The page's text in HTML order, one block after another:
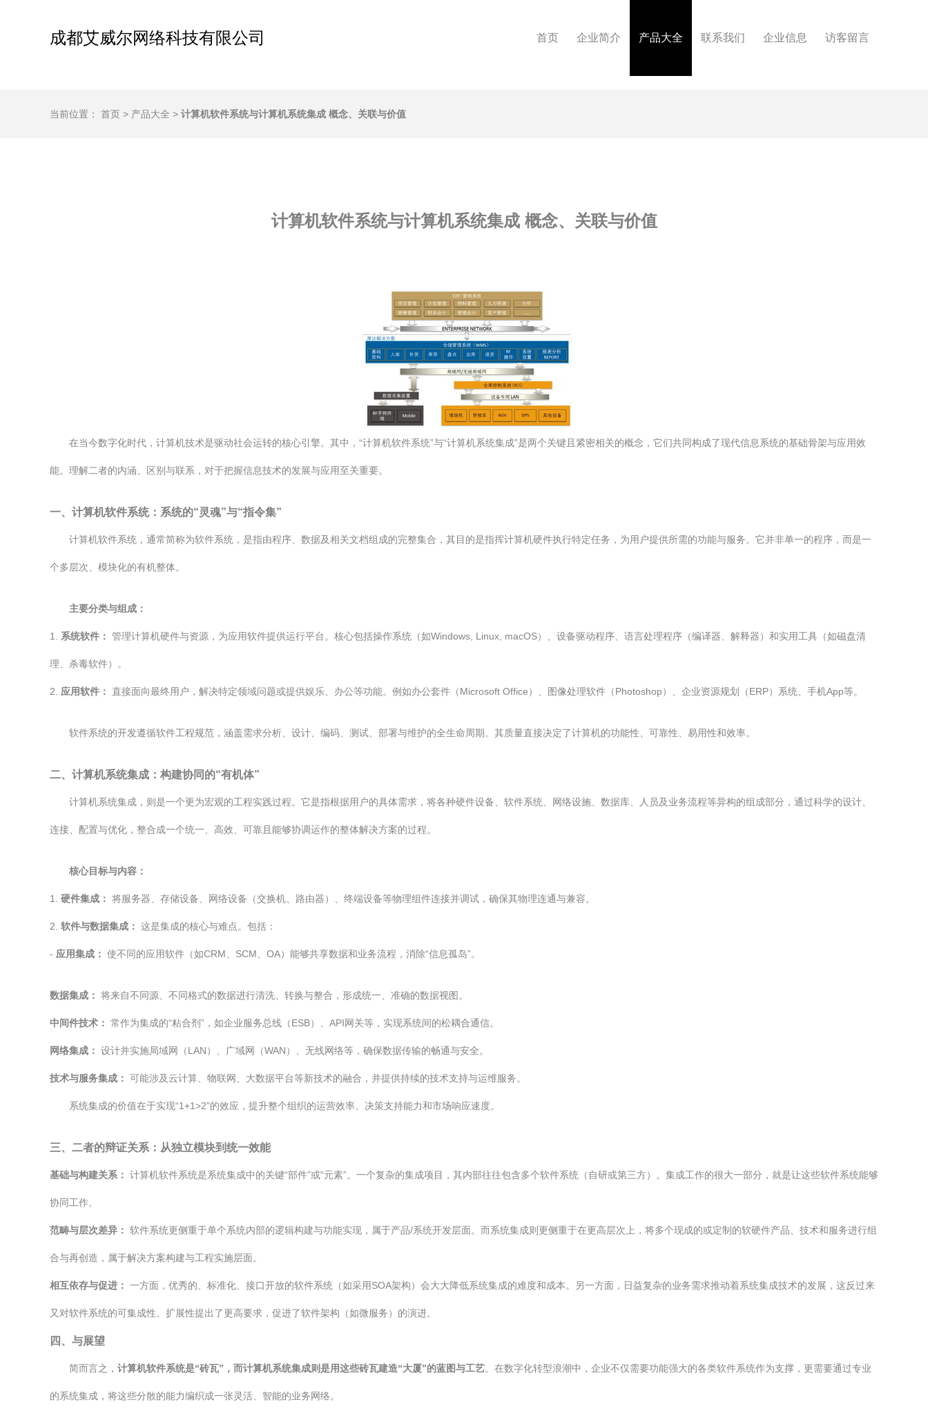
成都艾威尔网络科技有限公司 首页 企业简介 产品大全 联系我们 企业信息 访客留言
当前位置： 首页 > 产品大全 > 计算机软件系统与计算机系统集成 概念、关联与价值
计算机软件系统与计算机系统集成 概念、关联与价值
在当今数字化时代，计算机技术是驱动社会运转的核心引擎。其中，“计算机软件系统”与“计算机系统集成”是两个关键且紧密相关的概念，它们共同构成了现代信息系统的基础骨架与应用效
能。理解二者的内涵、区别与联系，对于把握信息技术的发展与应用至关重要。
一、计算机软件系统：系统的“灵魂”与“指令集”
计算机软件系统，通常简称为软件系统，是指由程序、数据及相关文档组成的完整集合，其目的是指挥计算机硬件执行特定任务，为用户提供所需的功能与服务。它并非单一的程序，而是一
个多层次、模块化的有机整体。
主要分类与组成：
1. 系统软件： 管理计算机硬件与资源，为应用软件提供运行平台。核心包括操作系统（如Windows, Linux, macOS）、设备驱动程序、语言处理程序（编译器、解释器）和实用工具（如磁盘清
理、杀毒软件）。
2. 应用软件： 直接面向最终用户，解决特定领域问题或提供娱乐、办公等功能。例如办公套件（Microsoft Office）、图像处理软件（Photoshop）、企业资源规划（ERP）系统、手机App等。
软件系统的开发遵循软件工程规范，涵盖需求分析、设计、编码、测试、部署与维护的全生命周期。其质量直接决定了计算机的功能性、可靠性、易用性和效率。
二、计算机系统集成：构建协同的“有机体”
计算机系统集成，则是一个更为宏观的工程实践过程。它是指根据用户的具体需求，将各种硬件设备、软件系统、网络设施、数据库、人员及业务流程等异构的组成部分，通过科学的设计、
连接、配置与优化，整合成一个统一、高效、可靠且能够协调运作的整体解决方案的过程。
核心目标与内容：
1. 硬件集成： 将服务器、存储设备、网络设备（交换机、路由器）、终端设备等物理组件连接并调试，确保其物理连通与兼容。
2. 软件与数据集成： 这是集成的核心与难点。包括：
- 应用集成： 使不同的应用软件（如CRM、SCM、OA）能够共享数据和业务流程，消除“信息孤岛”。
数据集成： 将来自不同源、不同格式的数据进行清洗、转换与整合，形成统一、准确的数据视图。
中间件技术： 常作为集成的“粘合剂”，如企业服务总线（ESB）、API网关等，实现系统间的松耦合通信。
网络集成： 设计并实施局域网（LAN）、广域网（WAN）、无线网络等，确保数据传输的畅通与安全。
技术与服务集成： 可能涉及云计算、物联网、大数据平台等新技术的融合，并提供持续的技术支持与运维服务。
系统集成的价值在于实现“1+1>2”的效应，提升整个组织的运营效率、决策支持能力和市场响应速度。
三、二者的辩证关系：从独立模块到统一效能
基础与构建关系： 计算机软件系统是系统集成中的关键“部件”或“元素”。一个复杂的集成项目，其内部往往包含多个软件系统（自研或第三方）。集成工作的很大一部分，就是让这些软件系统能够
协同工作。
范畴与层次差异： 软件系统更侧重于单个系统内部的逻辑构建与功能实现，属于产品/系统开发层面。而系统集成则更侧重于在更高层次上，将多个现成的或定制的软硬件产品、技术和服务进行组
合与再创造，属于解决方案构建与工程实施层面。
相互依存与促进： 一方面，优秀的、标准化、接口开放的软件系统（如采用SOA架构）会大大降低系统集成的难度和成本。另一方面，日益复杂的业务需求推动着系统集成技术的发展，这反过来
又对软件系统的可集成性、扩展性提出了更高要求，促进了软件架构（如微服务）的演进。
四、与展望
简而言之， 计算机软件系统是“砖瓦”，而计算机系统集成则是用这些砖瓦建造“大厦”的蓝图与工艺。在数字化转型浪潮中，企业不仅需要功能强大的各类软件系统作为支撑，更需要通过专业
的系统集成，将这些分散的能力编织成一张灵活、智能的业务网络。